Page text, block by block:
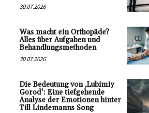
30.07.2026
Was macht ein Orthopäde?
Alles über Aufgaben und
Behandlungsmethoden
30.07.2026
Die Bedeutung von ‚Lubimiy
Gorod‘: Eine tiefgehende
Analyse der Emotionen hinter
Till Lindemanns Song